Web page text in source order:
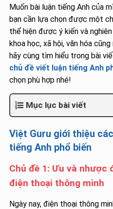
Muốn bài luận tiếng Anh của
bạn cần lựa chọn được một
thể hiện được ý kiến và
khoa học, xã hội, văn hóa
hãy cùng tìm hiểu trong bài
chủ đề viết luận tiếng Anh
chọn phù hợp nhé!
Mục lục bài viết
Việt Guru giới thiệu
tiếng Anh phổ biến
Chủ đề 1: Ưu và nhược
điện thoại thông minh
Ngày nay, điện thoại thông